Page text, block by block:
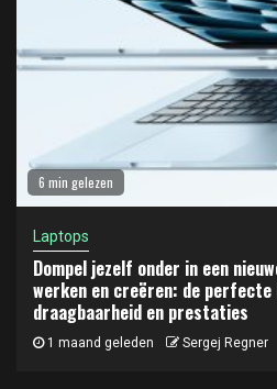
6 min gelezen
Laptops
Dompel jezelf onder in een
werken en creëren: de perfecte
draagbaarheid en prestaties
1 maand geleden Sergej Regner